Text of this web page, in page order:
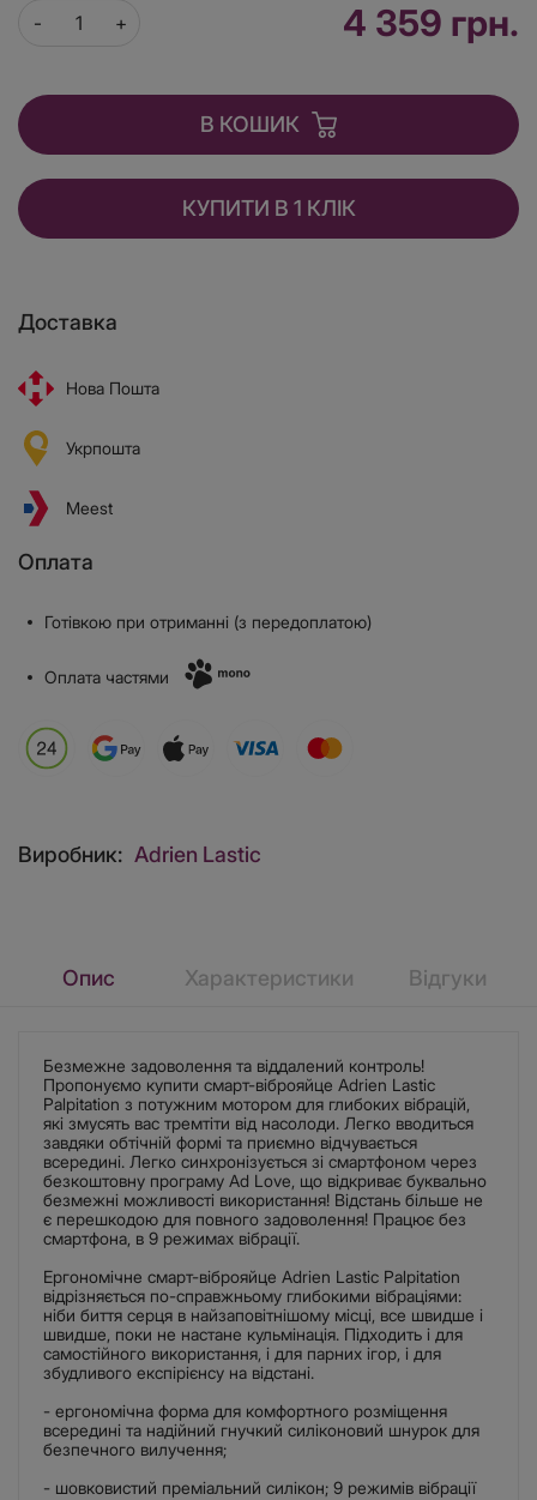
4 359 грн.
В КОШИК
КУПИТИ В 1 КЛІК
Доставка
Нова Пошта
Укрпошта
Meest
Оплата
Готівкою при отриманні (з передоплатою)
Оплата частями
Виробник: Adrien Lastic
Опис Характеристики Відгуки
Безмежне задоволення та віддалений контроль!
Пропонуємо купити смарт-віброяйце Adrien Lastic
Palpitation з потужним мотором для глибоких вібрацій,
які змусять вас тремтіти від насолоди. Легко вводиться
завдяки обтічній формі та приємно відчувається
всередині. Легко синхронізується зі смартфоном через
безкоштовну програму Ad Love, що відкриває буквально
безмежні можливості використання! Відстань більше не
є перешкодою для повного задоволення! Працює без
смартфона, в 9 режимах вібрації.
Ергономічне смарт-віброяйце Adrien Lastic Palpitation
відрізняється по-справжньому глибокими вібраціями:
ніби биття серця в найзаповітнішому місці, все швидше і
швидше, поки не настане кульмінація. Підходить і для
самостійного використання, і для парних ігор, і для
збудливого експірієнсу на відстані.
- ергономічна форма для комфортного розміщення
всередині та надійний гнучкий силіконовий шнурок для
безпечного вилучення;
- шовковистий преміальний силікон; 9 режимів вібрації